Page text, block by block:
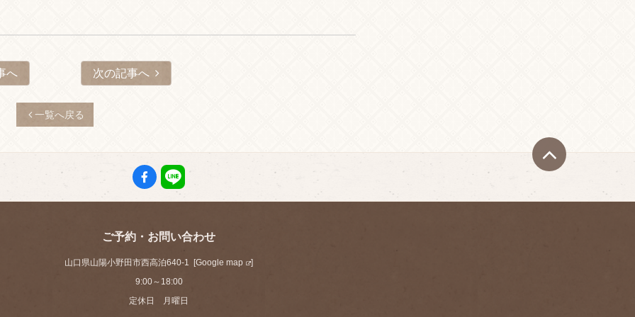
へ 次の記事へ
一覧へ戻る
ご予約・お問い合わせ
山口県山陽小野田市西高泊640-1 [Google map
]
9:00～18:00
定休日 月曜日